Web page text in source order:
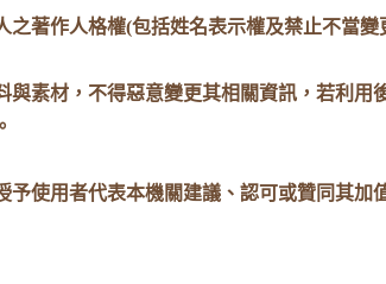
之著作人格權(包括姓名表示權及禁止不當變
與素材，不得惡意變更其相關資訊，若利
予使用者代表本機關建議、認可或贊同其加